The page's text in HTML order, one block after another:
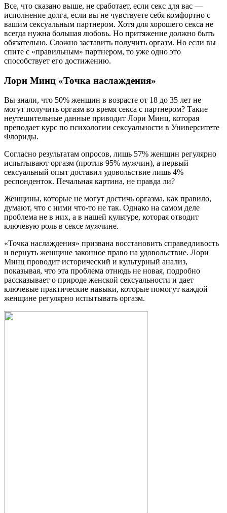
Все, что сказано выше, не сработает, если секс для вас —
исполнение долга, если вы не чувствуете себя комфортно с
вашим сексуальным партнером. Хотя для хорошего секса не
всегда нужна большая любовь. Но притяжение должно быть
обязательно. Сложно заставить получить оргазм. Но если вы
спите с «правильным» партнером, то уже одно это
способствует его достижению.
Лори Минц «Точка наслаждения»
Вы знали, что 50% женщин в возрасте от 18 до 35 лет не
могут получить оргазм во время секса с партнером? Такие
неутешительные данные приводит Лори Минц, которая
преподает курс по психологии сексуальности в Университете
Флориды.
Согласно результатам опросов, лишь 57% женщин регулярно
испытывают оргазм (против 95% мужчин), а первый
сексуальный опыт доставил удовольствие лишь 4%
респонденток. Печальная картина, не правда ли?
Женщины, которые не могут достичь оргазма, как правило,
думают, что с ними что-то не так. Однако на самом деле
проблема не в них, а в нашей культуре, которая отводит
ключевую роль в сексе мужчине.
«Точка наслаждения» призвана восстановить справедливость
и вернуть женщине законное право на удовольствие. Лори
Минц проводит исторический и культурный анализ,
показывая, что эта проблема отнюдь не новая, подробно
рассказывает о природе женской сексуальности и дает
ключевые практические навыки, которые помогут каждой
женщине регулярно испытывать оргазм.